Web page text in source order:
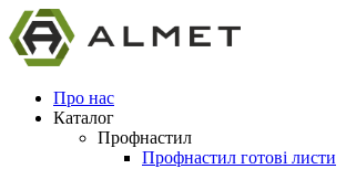
Про нас
Каталог
Профнастил
Профнастил готові листи